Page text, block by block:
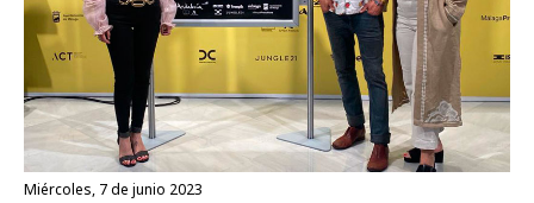
miércoles, 7 de junio 2023